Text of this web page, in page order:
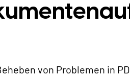
von Problemen in